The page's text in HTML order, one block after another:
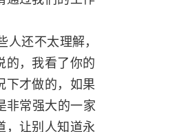
还不太理解，
的，我看了你的
下才做的，如果
非常强大的一家
，让别人知道永